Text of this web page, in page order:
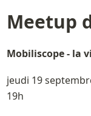
Meetup
Mobiliscope - la
jeudi 19
19h